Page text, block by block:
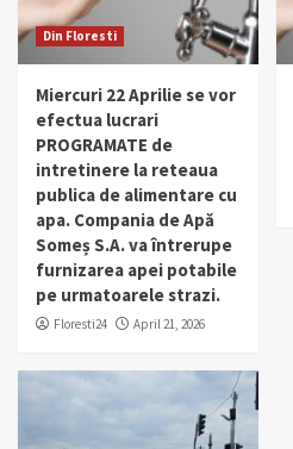
Din Floresti
Miercuri 22 Aprilie se vor
efectua lucrari
PROGRAMATE de
intretinere la reteaua
publica de alimentare cu
apa. Compania de Apă
Someș S.A. va întrerupe
furnizarea apei potabile
pe urmatoarele strazi.
Floresti24 April 21, 2026